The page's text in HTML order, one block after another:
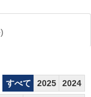
すべて 2025
2024